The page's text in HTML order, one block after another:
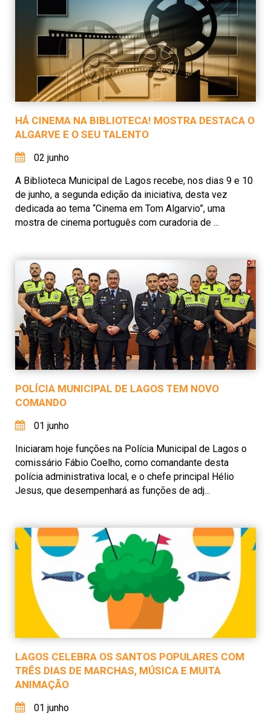
HÁ CINEMA NA BIBLIOTECA! MOSTRA DESTACA O
ALGARVE E O SEU TALENTO
02 junho
A Biblioteca Municipal de Lagos recebe, nos dias 9 e 10
de junho, a segunda edição da iniciativa, desta vez
dedicada ao tema “Cinema em Tom Algarvio”, uma
mostra de cinema português com curadoria de ...
POLÍCIA MUNICIPAL DE LAGOS TEM NOVO
COMANDO
01 junho
Iniciaram hoje funções na Polícia Municipal de Lagos o
comissário Fábio Coelho, como comandante desta
polícia administrativa local, e o chefe principal Hélio
Jesus, que desempenhará as funções de adj...
LAGOS CELEBRA OS SANTOS POPULARES COM
TRÊS DIAS DE MARCHAS, MÚSICA E MUITA
ANIMAÇÃO
01 junho